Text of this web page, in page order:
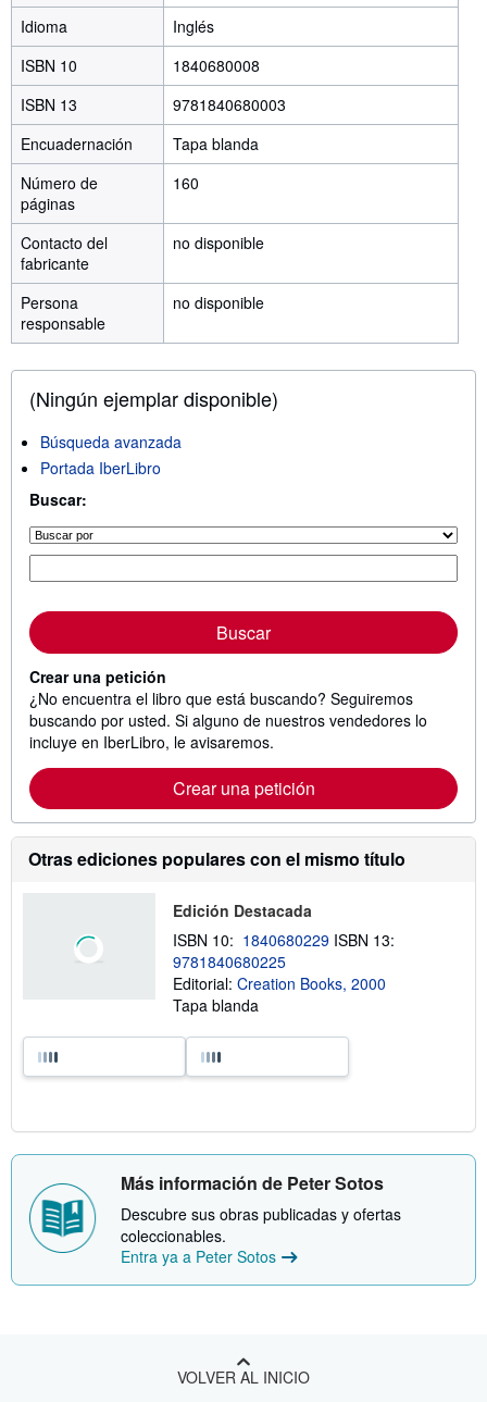
Idioma
Inglés
ISBN 10
1840680008
ISBN 13
9781840680003
Encuadernación
Tapa blanda
Número de
páginas
160
Contacto del
fabricante
no disponible
Persona
responsable
no disponible
(Ningún ejemplar disponible)
Búsqueda avanzada
Portada IberLibro
Buscar:
Buscar
Crear una petición
¿No encuentra el libro que está buscando? Seguiremos
buscando por usted. Si alguno de nuestros vendedores lo
incluye en IberLibro, le avisaremos.
Crear una petición
Otras ediciones populares con el mismo título
Edición Destacada
ISBN 10: 1840680229 ISBN 13:
9781840680225
Editorial: Creation Books, 2000
Tapa blanda
Más información de Peter Sotos
Descubre sus obras publicadas y ofertas
coleccionables.
Entra ya a Peter Sotos
VOLVER AL INICIO